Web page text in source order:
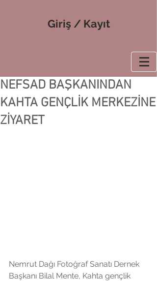
Giriş / Kayıt
NEFSAD BAŞKANINDAN
KAHTA GENÇLİK MERKEZİNE
ZİYARET
Nemrut Dağı Fotoğraf Sanatı Dernek
Başkanı Bilal Mente, Kahta gençlik